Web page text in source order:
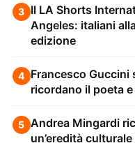
3 Il LA Shorts
Angeles: italiani
edizione
4 Francesco Guccini
ricordano il poeta
5 Andrea Mingardi
un’eredità